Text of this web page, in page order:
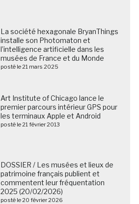
La société hexagonale BryanThings
installe son Photomaton et
l’intelligence artificielle dans les
musées de France et du Monde
posté le 21 mars 2025
Art Institute of Chicago lance le
premier parcours intérieur GPS pour
les terminaux Apple et Android
posté le 21 février 2013
DOSSIER / Les musées et lieux de
patrimoine français publient et
commentent leur fréquentation
2025 (20/02/2026)
posté le 20 février 2026